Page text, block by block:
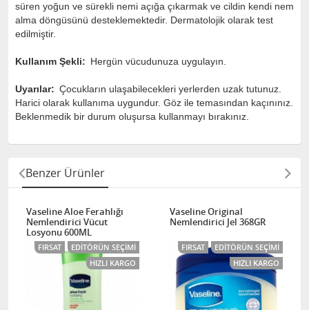
süren yoğun ve sürekli nemi açığa çıkarmak ve cildin kendi nem
alma döngüsünü desteklemektedir. Dermatolojik olarak test
edilmiştir.
Kullanım Şekli: Hergün vücudunuza uygulayın.
Uyarılar: Çocukların ulaşabilecekleri yerlerden uzak tutunuz.
Harici olarak kullanıma uygundur. Göz ile temasından kaçınınız.
Beklenmedik bir durum oluşursa kullanmayı bırakınız.
Benzer Ürünler
Vaseline Aloe Ferahlığı
Nemlendirici Vücut
Losyonu 600ML
FIRSAT
EDITÖRÜN SEÇIMI
HIZLI KARGO
Vaseline Original
Nemlendirici Jel 368GR
FIRSAT
EDITÖRÜN SEÇIMI
HIZLI KARGO